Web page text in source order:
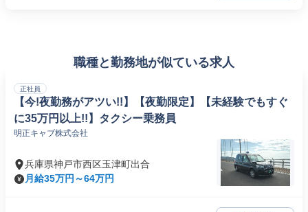
職種と勤務地が似ている求人
正社員
【今!夜勤務がアツい!!】【夜勤限定】【未経験でもすぐ
に35万円以上!!】タクシー乗務員
明正キャブ株式会社
兵庫県神戸市西区玉津町出合
月給35万円～64万円